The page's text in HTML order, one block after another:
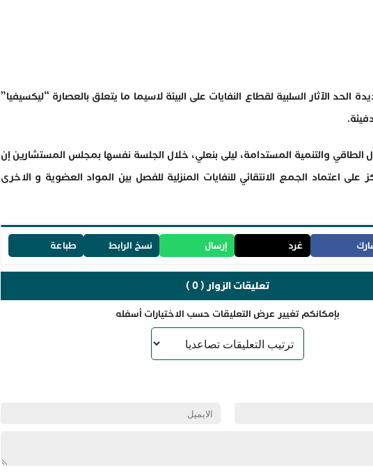
الحد الآثار السلبية لقطاع النفايات على البيئة لاسيما ما يتعلق بالعصارة “ليكسيفيا”
الطاقي والتنمية المستدامة، ليلى بنعلي، خلال الجلسة نفسها بمجلس المستشارين إن
على اعتماد الجمع الانتقائي للنفايات المنزلية للفصل بين المواد العضوية و الاخرى
غرد إرسال نسخ الرابط طباعة
تعليقات الزوار ( 0 )
بإمكانكم تغيير عرض التعليقات حسب الاختيارات أسفله